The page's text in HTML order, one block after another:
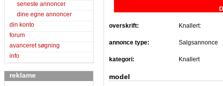
seneste annoncer
dine egne annoncer
din konto
forum
avanceret søgning
info
reklame
overskrift: Knallert:
annonce type: Salgsannonce
kategori: Knallert
model